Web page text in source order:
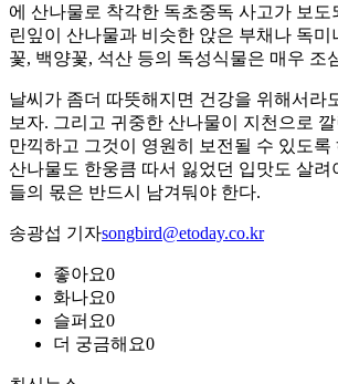
에 산나물로 착각한 독초중독 사고가 보도
린잎이 산나물과 비슷한 앉은 부채나 독미
꽃, 백양꽃, 석산 등의 독성식물은 매우 조
날씨가 좀더 따뜻해지면 건강을 위해서라
보자. 그리고 귀중한 산나물이 지천으로
만끽하고 그것이 영원히 보전될 수 있도록
산나물도 한웅큼 따서 잃었던 입맛도 살려
들의 몫은 반드시 남겨둬야 한다.
송광섭 기자songbird@etoday.co.kr
좋아요0
화나요0
슬퍼요0
더 궁금해요0